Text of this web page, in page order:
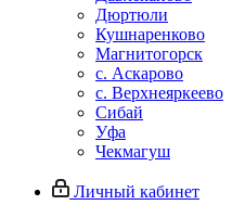
Дюртюли
Кушнаренково
Магнитогорск
с. Аскарово
с. Верхнеяркеево
Сибай
Уфа
Чекмагуш
Личный кабинет